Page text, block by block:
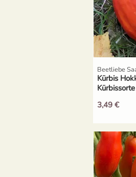
Beetliebe
Kürbis
3,49 €